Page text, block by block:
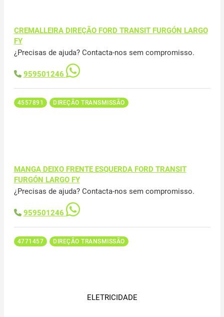
CREMALLEIRA DIREÇÃO FORD TRANSIT FURGÓN LARGO
FY
¿Precisas de ajuda? Contacta-nos sem compromisso.
959501246
4557891 DIREÇÃO TRANSMISSÃO
MANGA DEIXO FRENTE ESQUERDA FORD TRANSIT
FURGÓN LARGO FY
¿Precisas de ajuda? Contacta-nos sem compromisso.
959501246
4771457 DIREÇÃO TRANSMISSÃO
ELETRICIDADE